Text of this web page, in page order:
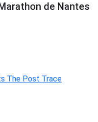
de Nantes
The Post Trace